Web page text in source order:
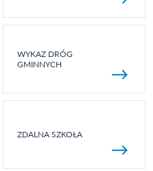
WYKAZ DRÓG
GMINNYCH
ZDALNA SZKOŁA